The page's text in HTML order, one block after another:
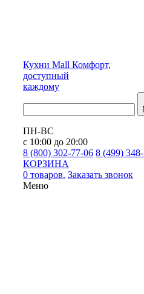
Кухни Mall Комфорт,
доступный
каждому
ПН-ВС
с 10:00 до 20:00
8 (800) 302-77-06 8 (499) 348-
КОРЗИНА
0 товаров. Заказать звонок
Меню